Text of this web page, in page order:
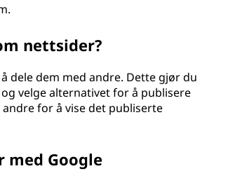
nettsider?
dele dem med andre. Dette gjør du
velge alternativet for å publisere
for å vise det publiserte
med Google